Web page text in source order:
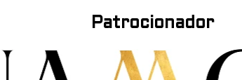
Patrocionador